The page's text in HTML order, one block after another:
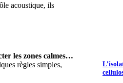
acoustique, ils
les zones calmes…
règles simples,